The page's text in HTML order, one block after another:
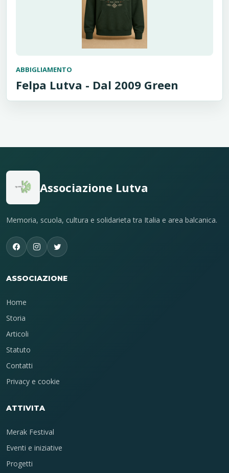
ABBIGLIAMENTO
Felpa Lutva - Dal 2009 Green
Associazione Lutva
Memoria, scuola, cultura e solidarieta tra Italia e area balcanica.
ASSOCIAZIONE
Home
Storia
Articoli
Statuto
Contatti
Privacy e cookie
ATTIVITA
Merak Festival
Eventi e iniziative
Progetti